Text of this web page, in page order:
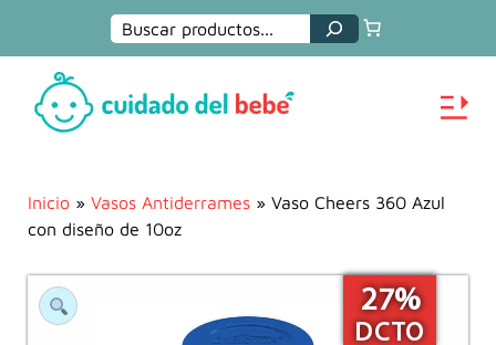
Buscar
Inicio » Vasos Antiderrames » Vaso Cheers 360 Azul
con diseño de 10oz
27%
DCTO